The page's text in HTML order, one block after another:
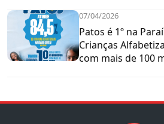
07/04/2026
Patos é 1º na
Crianças
com mais de 100